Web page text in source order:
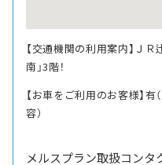
【交通機関の利用案内】Ｊ
南」3階！
【お車をご利用のお客様】
容）
メルスプラン取扱コンタ